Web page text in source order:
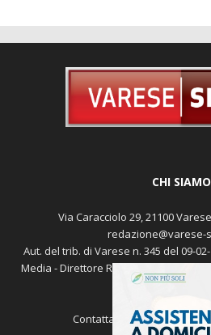
CHI SIAMO
Via Caracciolo 29, 21100
redazione@varese-
Aut. del trib. di Varese n. 345 del 09-
Media - Direttore Responsabile:
Pubblicità
Contattaci: